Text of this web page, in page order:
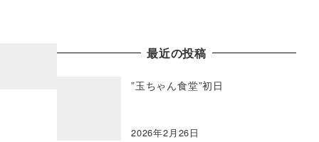
最近の投稿
”玉ちゃん食堂”初日
2026年2月26日